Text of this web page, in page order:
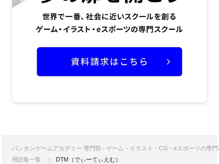
バンタンゲームアカデミー 専門部 - ゲーム・イラスト・CG・eスポーツの専
用語集一覧
DTM（でぃーてぃえむ）